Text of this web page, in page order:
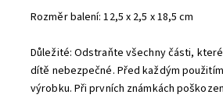
Rozměr balení: 12,5 x 2,5 x 18,5 cm
Důležité: Odstraňte všechny části,
dítě nebezpečné. Před každým
výrobku. Při prvních známkách